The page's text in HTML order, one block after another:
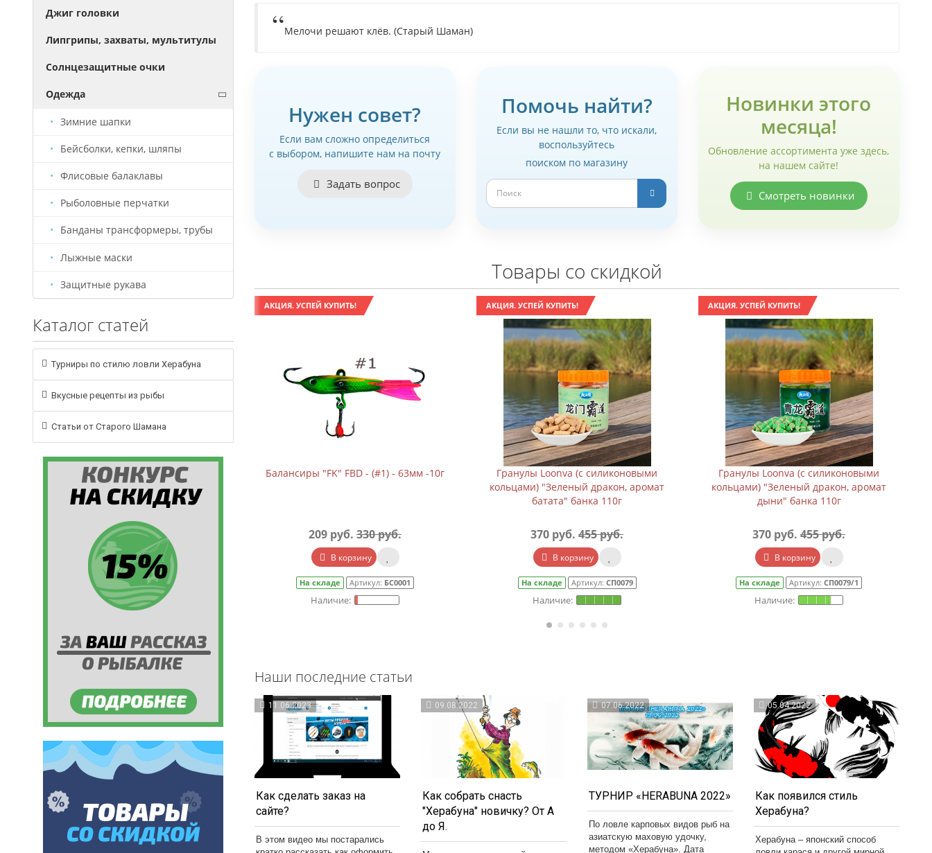
Джиг головки
Липгрипы, захваты, мультитулы
Солнцезащитные очки
Одежда
Зимние шапки
Бейсболки, кепки, шляпы
Флисовые балаклавы
Рыболовные перчатки
Банданы трансформеры, трубы
Лыжные маски
Защитные рукава
Каталог статей
Турниры по стилю ловли Херабуна
Вкусные рецепты из рыбы
Статьи от Старого Шамана
Мелочи решают клёв. (Старый Шаман)
Нужен совет?
Если вам сложно определиться
с выбором, напишите нам на почту
Задать вопрос
Помочь найти?
Если вы не нашли то, что искали,
воспользуйтесь
поиском по магазину
Новинки этого
месяца!
Обновление ассортимента уже здесь,
на нашем сайте!
Смотреть новинки
Товары со скидкой
Балансир B-2 (5см, 7,5г)
209 руб.310 руб.
В корзину
На складе Артикул: БС0005
АКЦИЯ. УСПЕЙ КУПИТЬ!
Балансиры "FK" FBD - (#1) - 63мм -10г
209 руб. 330 руб.
В корзину
На складе Артикул: БС0001
АКЦИЯ. УСПЕЙ КУПИТЬ!
Гранулы Loonva (с силиконовыми
кольцами) "Зеленый дракон, аромат
батата" банка 110г
370 руб. 455 руб.
В корзину
На складе Артикул: СП0079
АКЦИЯ. УСПЕЙ КУПИТЬ!
Гранулы Loonva (с силиконовыми
кольцами) "Зеленый дракон, аромат
дыни" банка 110г
370 руб. 455 руб.
В корзину
На складе Артикул: СП0079/1
Наши последние статьи
11.06.2023
Как сделать заказ на
сайте?
В этом видео мы постарались
09.08.2022
Как собрать снасть
"Херабуна" новичку? От А
до Я.
07.06.2022
ТУРНИР «HERABUNA 2022»
По ловле карповых видов рыб на
азиатскую маховую удочку,
методом «Херабуна». Дата
05.04.2022
Как появился стиль
Херабуна?
Херабуна – японский способ